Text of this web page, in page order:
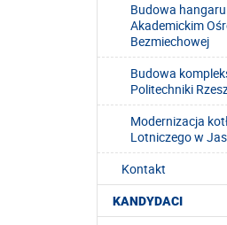
Budowa
Akademickim
Bezmiechowej
Budowa
Politechniki
Modernizacja
Lotniczego w
Kontakt
KANDYDACI